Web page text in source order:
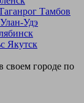
Тамбов
Улан-Удэ
Якутск
своем городе по